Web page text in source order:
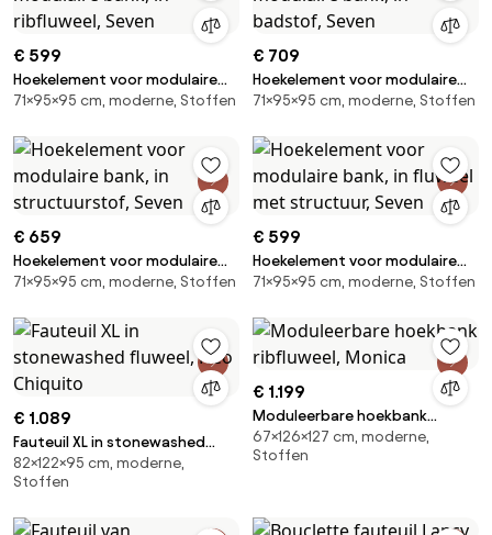
€ 599
Hoekelement voor modulaire
bank, in ribfluweel, Seven
71×95×95 cm, moderne, Stoffen
€ 709
Hoekelement voor modulaire
bank, in badstof, Seven
71×95×95 cm, moderne, Stoffen
€ 659
Hoekelement voor modulaire
bank, in structuurstof, Seven
71×95×95 cm, moderne, Stoffen
€ 599
Hoekelement voor modulaire
bank, in fluweel met structuur,
71×95×95 cm, moderne, Stoffen
€ 1.089
Fauteuil XL in stonewashed
fluweel, Neo Chiquito
82×122×95 cm, moderne,
Stoffen
€ 1.199
Moduleerbare hoekbank
ribfluweel, Monica
67×126×127 cm, moderne,
Stoffen